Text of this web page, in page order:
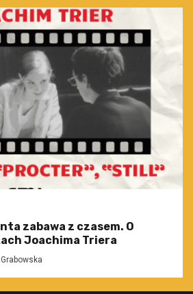
zabawa z czasem. O
Joachima Triera